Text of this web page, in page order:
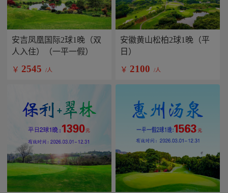
安吉凤凰国际2球1晚（双
人入住）（一平一假）
￥ 2545 /人
安徽黄山松柏2球1晚（平
日）
￥ 2100 /人